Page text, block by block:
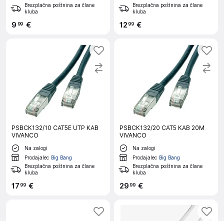
Brezplačna poštnina za člane
kluba
9 99 €
Brezplačna poštnina za člane
kluba
1299 €
PSBCK132/10 CAT5E UTP KAB
VIVANCO
Na zalogi
Prodajalec Big Bang
Brezplačna poštnina za člane
kluba
1799 €
PSBCK132/20 CAT5 KAB 20M
VIVANCO
Na zalogi
Prodajalec Big Bang
Brezplačna poštnina za člane
kluba
2999 €